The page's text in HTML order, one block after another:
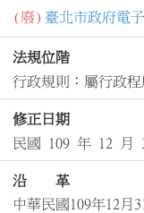
(廢) 臺北市政府電
法規位階
行政規則：屬行政
修正日期
民國 109 年 12 月
沿 革
中華民國109年12月